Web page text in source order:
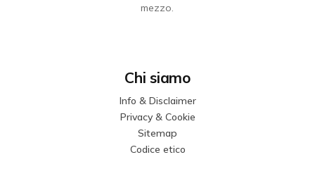
mezzo.
Chi siamo
Info & Disclaimer
Privacy & Cookie
Sitemap
Codice etico